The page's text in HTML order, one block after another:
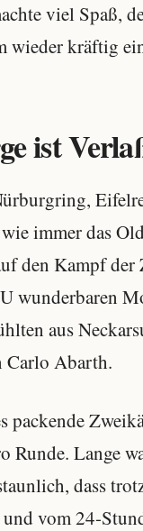
viel Spaß,
wieder kräftig
ist
immer das
den Kampf
wunderbaren
aus
Carlo Abarth.
packende
Runde. Lange
dass
vom 24-